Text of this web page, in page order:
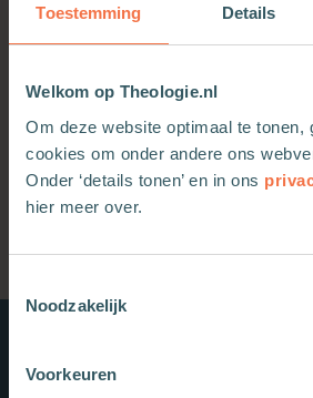
Toestemming Details
Welkom op Theologie.nl
Om deze website optimaal te tonen,
cookies om onder andere ons
Onder ‘details tonen’ en in ons
hier meer over.
Noodzakelijk
Voorkeuren
Theologische Filmclub:
Anna Haase God
29-12-2025